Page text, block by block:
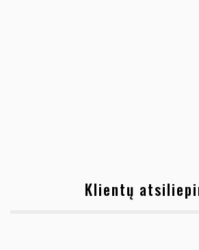
Klientų